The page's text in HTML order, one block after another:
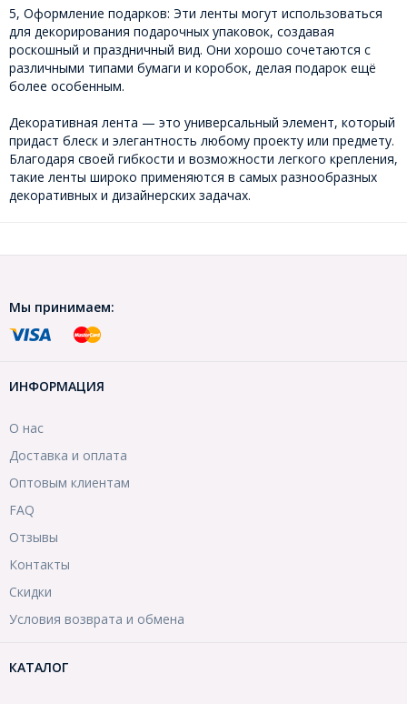
5, Оформление подарков: Эти ленты могут использоваться
для декорирования подарочных упаковок, создавая
роскошный и праздничный вид. Они хорошо сочетаются с
различными типами бумаги и коробок, делая подарок ещё
более особенным.
Декоративная лента — это универсальный элемент, который
придаст блеск и элегантность любому проекту или предмету.
Благодаря своей гибкости и возможности легкого крепления,
такие ленты широко применяются в самых разнообразных
декоративных и дизайнерских задачах.
Мы принимаем:
ИНФОРМАЦИЯ
О нас
Доставка и оплата
Оптовым клиентам
FAQ
Отзывы
Контакты
Скидки
Условия возврата и обмена
КАТАЛОГ